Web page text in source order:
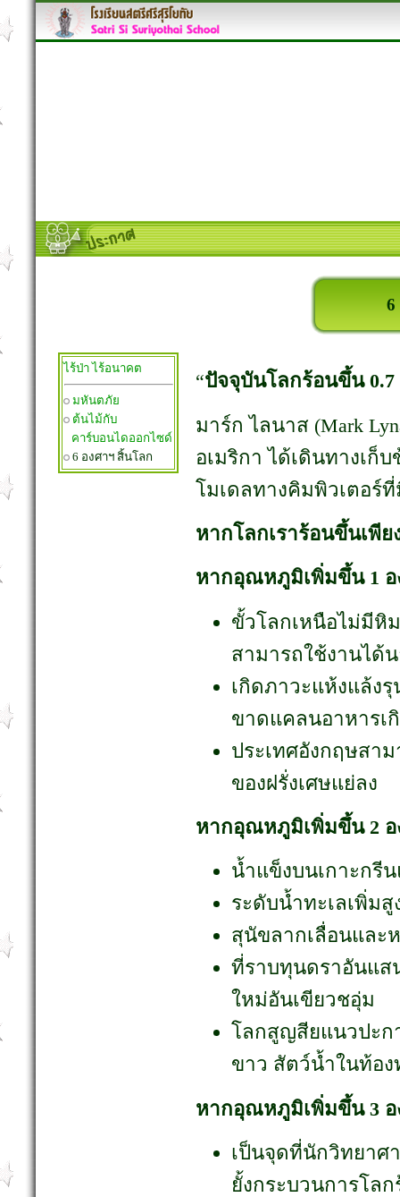
6
ไร้ป่า ไร้อนาคต
มหันตภัย
ต้นไม้กับ
คาร์บอนไดออกไซด์
6 องศาฯ สิ้นโลก
“ปัจจุบันโลกร้อนขึ้น 0.7
มาร์ก ไลนาส (Mark
อเมริกา ได้เดินทางเก็
โมเดลทางคิมพิวเตอร์
หากโลกเราร้อนขึ้นเพี
หากอุณหภูมิเพิ่มขึ้น 1 อ
ขั้วโลกเหนือไม่มีหิม
สามารถใช้งานได้
เกิดภาวะแห้งแล้ง
ขาดแคลนอาหารเ
ประเทศอังกฤษสา
ของฝรั่งเศษแย่ลง
หากอุณหภูมิเพิ่มขึ้น 2 อ
น้ำแข็งบนเกาะกรี
ระดับน้ำทะเลเพิ่มสู
สุนัขลากเลื่อนและ
ที่ราบทุนดราอันแส
ใหม่อันเขียวชอุ่ม
โลกสูญสียแนวปะก
ขาว สัตว์น้ำในท้อง
หากอุณหภูมิเพิ่มขึ้น 3 อ
เป็นจุดที่นักวิทยาศ
ยั้งกระบวนการโล